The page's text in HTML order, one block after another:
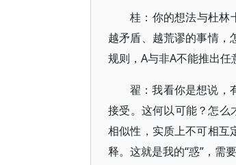
桂：你的想法与杜林
越矛盾、越荒谬的事情，
规则，A与非A不能推出任
翟：我看你是想说，
接受。这何以可能？怎么
相似性，实质上不可相互
释。这就是我的“惑”，需